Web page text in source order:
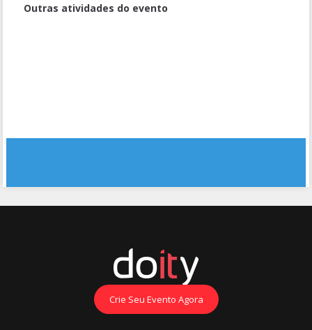
Outras atividades do evento
Crie Seu Evento Agora